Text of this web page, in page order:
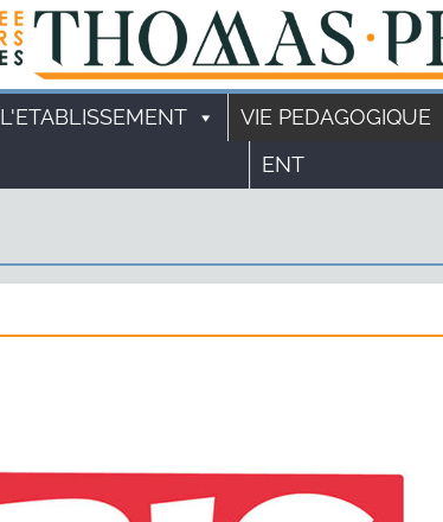
L'ETABLISSEMENT VIE PEDAGOGIQUE
ENT